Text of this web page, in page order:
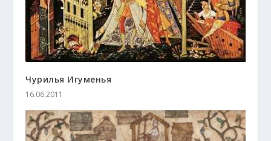
Чурилья Игуменья
16.06.2011